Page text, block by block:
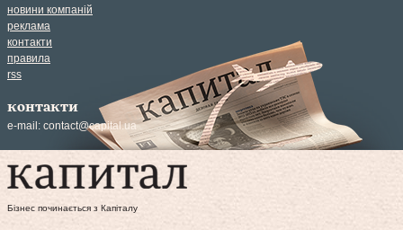
новини компаній
реклама
контакти
правила
rss
контакти
e-mail: contact@capital.ua
Бізнес починається з Капіталу